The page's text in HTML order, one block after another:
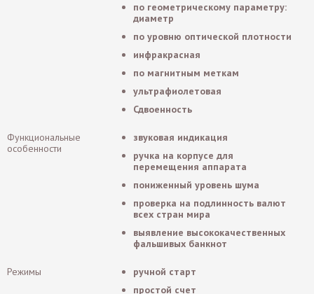
по геометрическому параметру:
диаметр
по уровню оптической плотности
инфракрасная
по магнитным меткам
ультрафиолетовая
Сдвоенность
Функциональные
особенности
звуковая индикация
ручка на корпусе для
перемещения аппарата
пониженный уровень шума
проверка на подлинность валют
всех стран мира
выявление высококачественных
фальшивых банкнот
Режимы
ручной старт
простой счет